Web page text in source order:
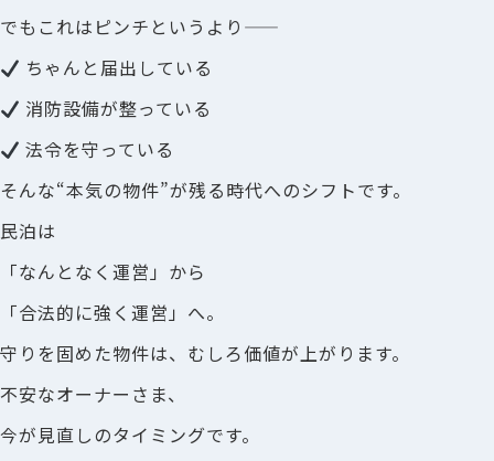
でもこれはピンチというより――
ちゃんと届出している
消防設備が整っている
法令を守っている
そんな“本気の物件”が残る時代へのシフトです。
民泊は
「なんとなく運営」から
「合法的に強く運営」へ。
守りを固めた物件は、むしろ価値が上がります。
不安なオーナーさま、
今が見直しのタイミングです。